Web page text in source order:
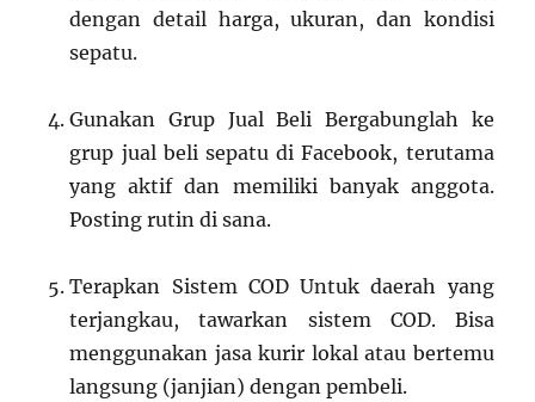
dengan detail harga, ukuran, dan kondisi
sepatu.
Gunakan Grup Jual Beli Bergabunglah ke
grup jual beli sepatu di Facebook, terutama
yang aktif dan memiliki banyak anggota.
Posting rutin di sana.
Terapkan Sistem COD Untuk daerah yang
terjangkau, tawarkan sistem COD. Bisa
menggunakan jasa kurir lokal atau bertemu
langsung (janjian) dengan pembeli.